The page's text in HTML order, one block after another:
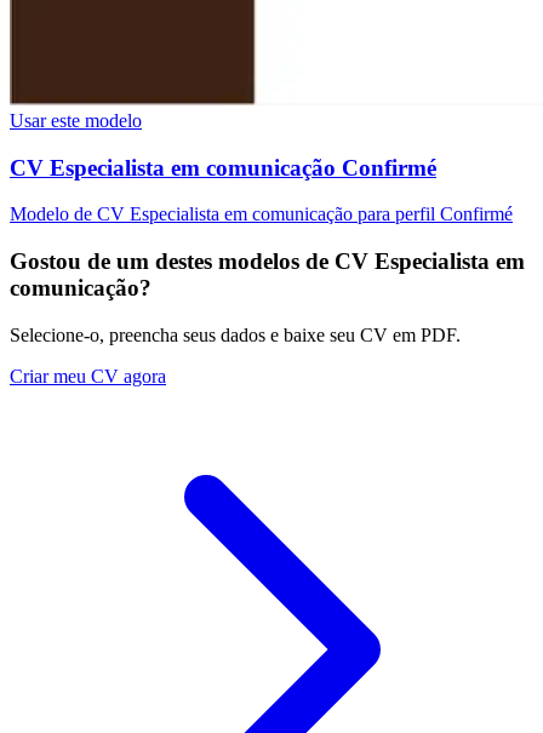
Usar este modelo
CV Especialista em comunicação Confirmé
Modelo de CV Especialista em comunicação para perfil Confirmé
Gostou de um destes modelos de CV Especialista em
comunicação?
Selecione-o, preencha seus dados e baixe seu CV em PDF.
Criar meu CV agora